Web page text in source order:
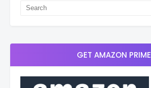
GET AMAZON PRIME